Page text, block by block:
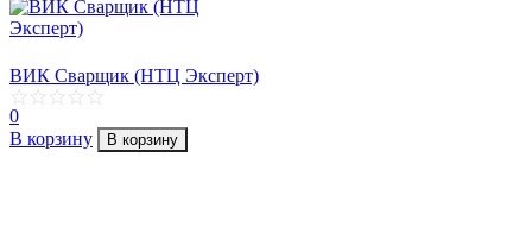
ВИК Сварщик (НТЦ Эксперт)
0
В корзину
В корзину